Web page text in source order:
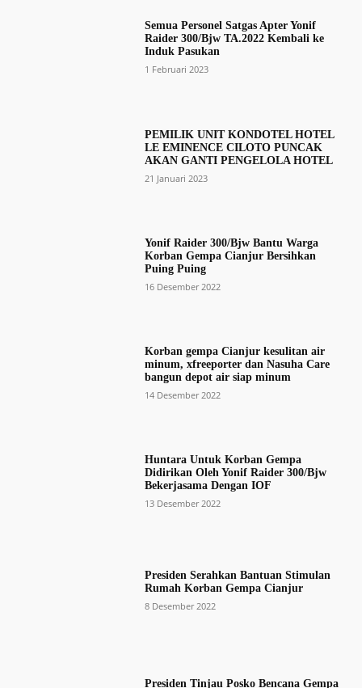
Semua Personel Satgas Apter Yonif
Raider 300/Bjw TA.2022 Kembali ke
Induk Pasukan
1 Februari 2023
PEMILIK UNIT KONDOTEL HOTEL
LE EMINENCE CILOTO PUNCAK
AKAN GANTI PENGELOLA HOTEL
21 Januari 2023
Yonif Raider 300/Bjw Bantu Warga
Korban Gempa Cianjur Bersihkan
Puing Puing
16 Desember 2022
Korban gempa Cianjur kesulitan air
minum, xfreeporter dan Nasuha Care
bangun depot air siap minum
14 Desember 2022
Huntara Untuk Korban Gempa
Didirikan Oleh Yonif Raider 300/Bjw
Bekerjasama Dengan IOF
13 Desember 2022
Presiden Serahkan Bantuan Stimulan
Rumah Korban Gempa Cianjur
8 Desember 2022
Presiden Tinjau Posko Bencana Gempa